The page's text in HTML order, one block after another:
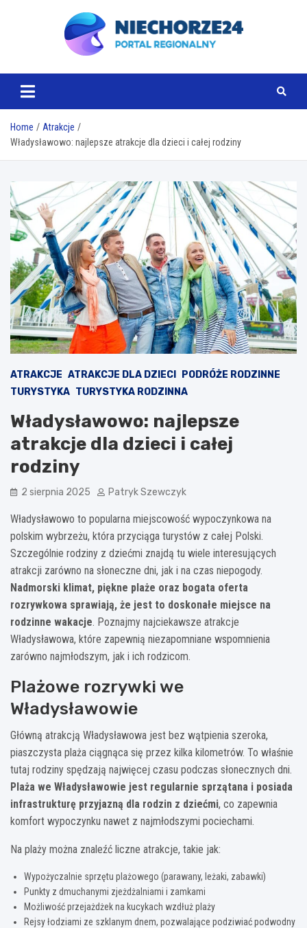
www.niechorze24.pl
Home
Atrakcje
Władysławowo: najlepsze atrakcje dla dzieci i całej rodziny
ATRAKCJE ATRAKCJE DLA DZIECI
PODRÓŻE RODZINNE
TURYSTYKA TURYSTYKA RODZINNA
Władysławowo: najlepsze
atrakcje dla dzieci i całej
rodziny
2 sierpnia 2025 Patryk Szewczyk
Władysławowo to popularna miejscowość wypoczynkowa na
polskim wybrzeżu, która przyciąga turystów z całej Polski.
Szczególnie rodziny z dziećmi znajdą tu wiele interesujących
atrakcji zarówno na słoneczne dni, jak i na czas niepogody.
Nadmorski klimat, piękne plaże oraz bogata oferta
rozrywkowa sprawiają, że jest to doskonałe miejsce na
rodzinne wakacje. Poznajmy najciekawsze atrakcje
Władysławowa, które zapewnią niezapomniane wspomnienia
zarówno najmłodszym, jak i ich rodzicom.
Plażowe rozrywki we
Władysławowie
Główną atrakcją Władysławowa jest bez wątpienia szeroka,
piaszczysta plaża ciągnąca się przez kilka kilometrów. To właśnie
tutaj rodziny spędzają najwięcej czasu podczas słonecznych dni.
Plaża we Władysławowie jest regularnie sprzątana i posiada
infrastrukturę przyjazną dla rodzin z dziećmi, co zapewnia
komfort wypoczynku nawet z najmłodszymi pociechami.
Na plaży można znaleźć liczne atrakcje, takie jak:
Wypożyczalnie sprzętu plażowego (parawany, leżaki, zabawki)
Punkty z dmuchanymi zjeżdżalniami i zamkami
Możliwość przejażdżek na kucykach wzdłuż plaży
Rejsy łodziami ze szklanym dnem, pozwalające podziwiać podwodny